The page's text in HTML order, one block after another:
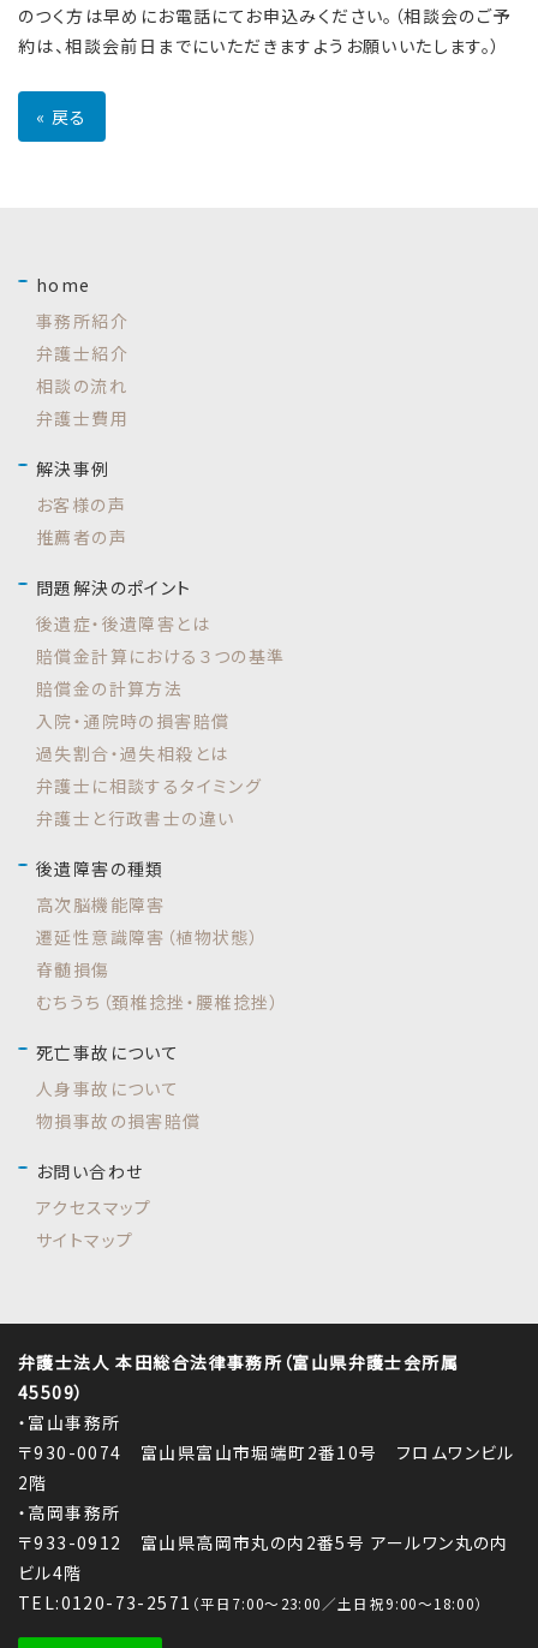
のつく方は早めにお電話にてお申込みください。（相談会のご予
約は、相談会前日までにいただきますようお願いいたします。）
« 戻る
home
事務所紹介
弁護士紹介
相談の流れ
弁護士費用
解決事例
お客様の声
推薦者の声
問題解決のポイント
後遺症・後遺障害とは
賠償金計算における３つの基準
賠償金の計算方法
入院・通院時の損害賠償
過失割合・過失相殺とは
弁護士に相談するタイミング
弁護士と行政書士の違い
後遺障害の種類
高次脳機能障害
遷延性意識障害（植物状態）
脊髄損傷
むちうち（頚椎捻挫・腰椎捻挫）
死亡事故について
人身事故について
物損事故の損害賠償
お問い合わせ
アクセスマップ
サイトマップ
弁護士法人 本田総合法律事務所（富山県弁護士会所属
45509）
・富山事務所
〒930-0074 富山県富山市堀端町2番10号 フロムワンビル
2階
・高岡事務所
〒933-0912 富山県高岡市丸の内2番5号 アールワン丸の内
ビル4階
TEL:0120-73-2571 （平日7:00～23:00／土日祝9:00～18:00）